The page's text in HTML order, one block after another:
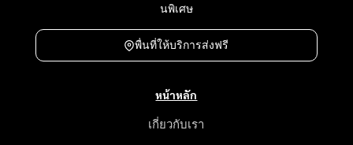
ย
ร
นพิเศษ
พื่นที่ให้บริการส่งฟรี
หน้าหลัก
เกี่ยวกับเรา